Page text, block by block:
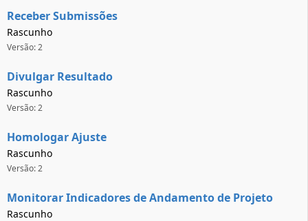
Receber Submissões
Rascunho
Versão: 2
Divulgar Resultado
Rascunho
Versão: 2
Homologar Ajuste
Rascunho
Versão: 2
Monitorar Indicadores de Andamento de Projeto
Rascunho